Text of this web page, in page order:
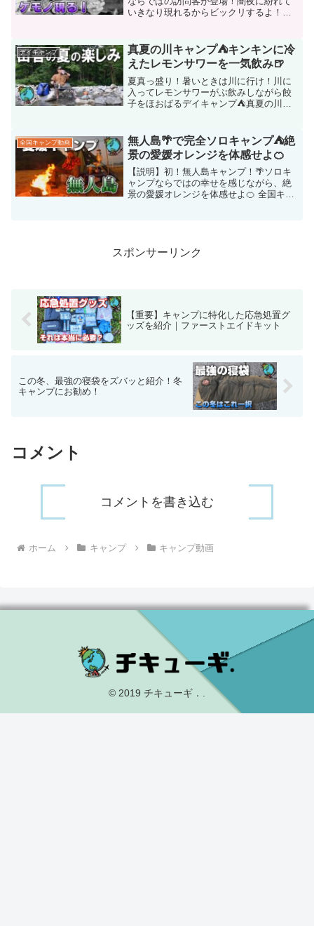
いきなり現れるからビックリするよ！！
問者！油断できない広島のキャンプ⛺⭐チ
キューギ.の焚き...
デイキャンプ
真夏の川キャンプ⛺キンキンに冷
えたレモンサワーを一気飲み🍺
夏真っ盛り！暑いときは川に行け！川に
入ってレモンサワーがぶ飲みしながら餃
子をほおばるデイキャンプ⛺真夏の川キ
（無料） 🌎チキューギ．メンバー登録は
こちら🌎サブチャンネル...
全国キャンプ動画
無人島🌴で完全ソロキャンプ⛺絶
景の愛媛オレンジを体感せよ🍊
【説明】初！無人島キャンプ！🌴ソロキ
ャンプならではの幸せを感じながら、絶
景の愛媛オレンジを体感せよ🍊 全国キャ
スポンサーリンク
【重要】キャンプに特化した応急処置グ
ッズを紹介｜ファーストエイドキット
この冬、最強の寝袋をズバッと紹介！冬
キャンプにお勧め！
コメント
コメントを書き込む
ホーム キャンプ キャンプ動画
© 2019 チキューギ．.